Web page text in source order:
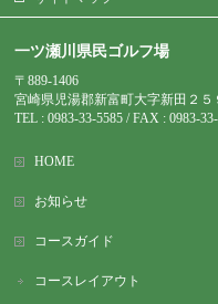
一ツ瀬川県民ゴルフ場
〒889-1406
宮崎県児湯郡新富町大字新田２５
TEL : 0983-33-5585 / FAX : 0983-
HOME
お知らせ
コースガイド
コースレイアウト